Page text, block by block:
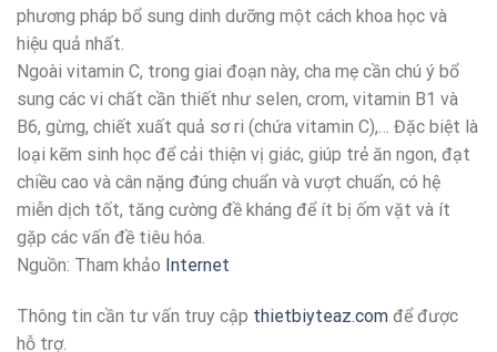
phương pháp bổ sung dinh dưỡng một cách khoa học và
hiệu quả nhất.
Ngoài vitamin C, trong giai đoạn này, cha mẹ cần chú ý bổ
sung các vi chất cần thiết như selen, crom, vitamin B1 và
B6, gừng, chiết xuất quả sơ ri (chứa vitamin C),… Đặc biệt là
loại kẽm sinh học để cải thiện vị giác, giúp trẻ ăn ngon, đạt
chiều cao và cân nặng đúng chuẩn và vượt chuẩn, có hệ
miễn dịch tốt, tăng cường đề kháng để ít bị ốm vặt và ít
gặp các vấn đề tiêu hóa.
Nguồn: Tham khảo Internet
Thông tin cần tư vấn truy cập thietbiyteaz.com để được
hỗ trợ.